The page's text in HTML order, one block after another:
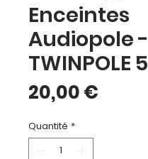
Enceintes
Audiopole -
TWINPOLE 5
20,00 €
Quantité *